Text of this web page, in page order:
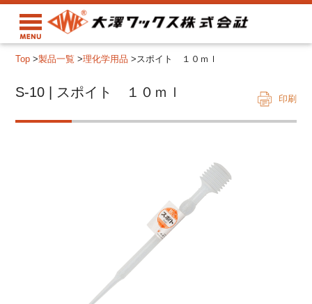
Top >製品一覧 >理化学用品 >スポイト １０ｍｌ
S-10 | スポイト １０ｍｌ 印刷